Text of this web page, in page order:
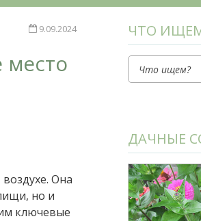
9.09.2024
место
Она
но и
ключевые
ЧТО
ДАЧНЫЕ